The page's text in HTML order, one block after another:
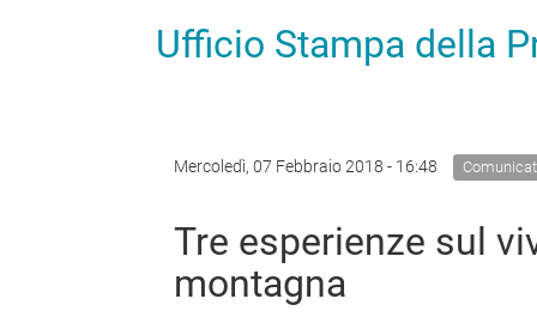
Ufficio Stampa della
Mercoledì, 07 Febbraio 2018 - 16:48
Tre esperienze sul
montagna